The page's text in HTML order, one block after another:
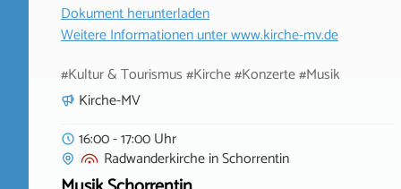
Dokument herunterladen
Weitere Informationen unterwww.kirche-mv.de
#Kultur & Tourismus #Kirche #Konzerte #Musik
Kirche-MV
16:00 - 17:00 Uhr
RadwanderkircheinSchorrentin